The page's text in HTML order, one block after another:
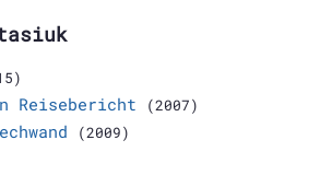
Reisebericht (2007)
(2009)